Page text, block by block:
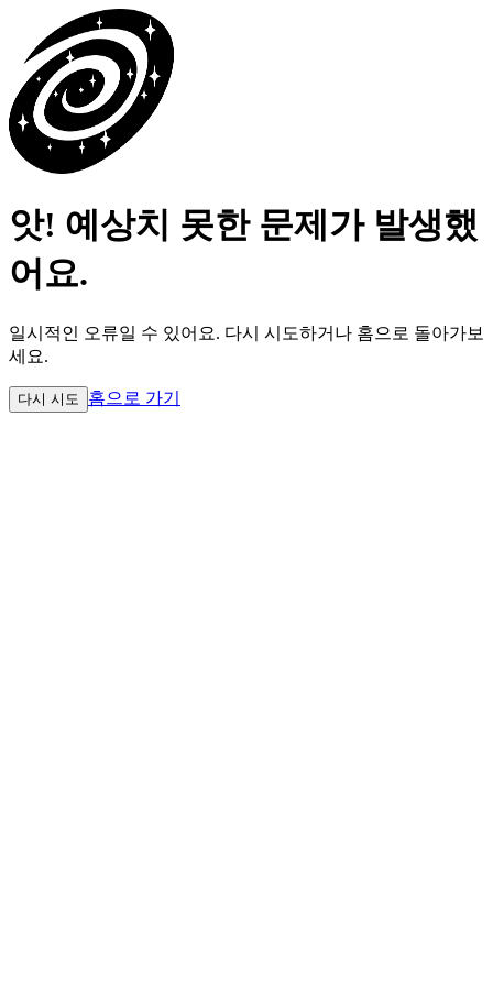
앗! 예상치 못한 문제가 발생했
어요.
일시적인 오류일 수 있어요. 다시 시도하거나 홈으로 돌아가보
세요.
다시 시도 홈으로 가기